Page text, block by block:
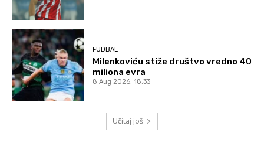
FUDBAL
Milenkoviću stiže društvo vredno 40
miliona evra
8 Aug 2026. 18:33
Učitaj još